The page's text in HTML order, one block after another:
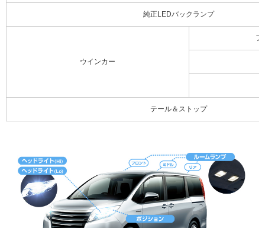
純正LEDバックランプ
ウインカー
フ
テール＆ストップ